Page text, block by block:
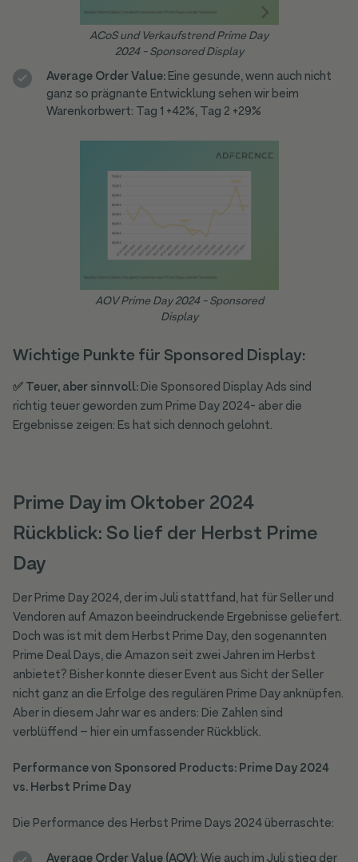
ACoS und Verkaufstrend Prime Day
2024 - Sponsored Display
Average Order Value:Eine gesunde, wenn auch nicht
ganz so prägnante Entwicklung sehen wir beim
Warenkorbwert: Tag 1 +42%, Tag 2 +29%
AOV Prime Day 2024 - Sponsored
Display
Wichtige Punkte für Sponsored Display:
✅ Teuer, aber sinnvoll:Die Sponsored Display Ads sind
richtig teuer geworden zum Prime Day 2024- aber die
Ergebnisse zeigen: Es hat sich dennoch gelohnt.
Prime Day im Oktober 2024
Rückblick: So lief der Herbst Prime
Day
Der Prime Day 2024, der im Juli stattfand, hat für Seller und
Vendoren auf Amazon beeindruckende Ergebnisse geliefert.
Doch was ist mit dem Herbst Prime Day, den sogenannten
Prime Deal Days, die Amazon seit zwei Jahren im Herbst
anbietet? Bisher konnte dieser Event aus Sicht der Seller
nicht ganz an die Erfolge des regulären Prime Day anknüpfen.
Aber in diesem Jahr war es anders: Die Zahlen sind
verblüffend – hier ein umfassender Rückblick.
Performance von Sponsored Products: Prime Day 2024
vs. Herbst Prime Day
Die Performance des Herbst Prime Days 2024 überraschte: